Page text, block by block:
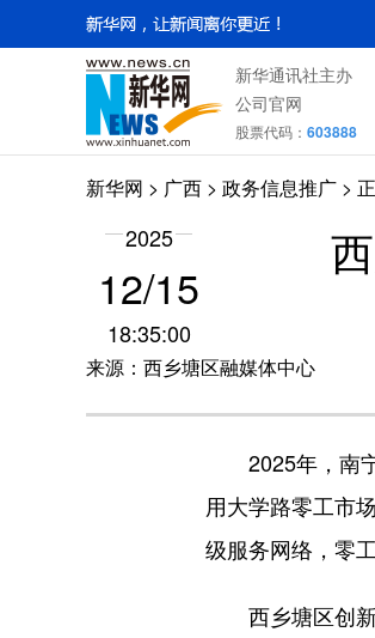
新华通讯社主办
公司官网
股票代码： 603888
新华网 > 广西 > 政务信息推广 >
2025
12/15
18:35:00
来源：西乡塘区融媒体中心
2025年，南宁
用大学路零工市
级服务网络，零
西乡塘区创新